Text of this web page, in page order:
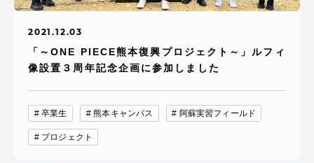
2021.12.03
「～ONE PIECE熊本復興プロジェクト～」ルフィ
像設置３周年記念企画に参加しました
卒業生 熊本キャンパス 阿蘇実習フィールド
プロジェクト